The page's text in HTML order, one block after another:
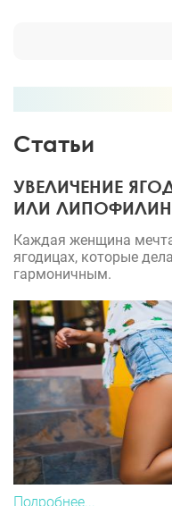
Статьи
УВЕЛИЧЕНИЕ
ИЛИ
Каждая женщина
ягодицах, которые
гармоничным.
Подробнее...